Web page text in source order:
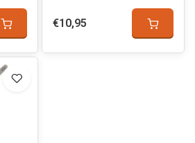
€10,95